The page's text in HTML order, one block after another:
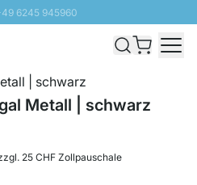
6245 945960
Bis zu 20% Rabatt
Metall | schwarz
25 CHF Zollpauschale